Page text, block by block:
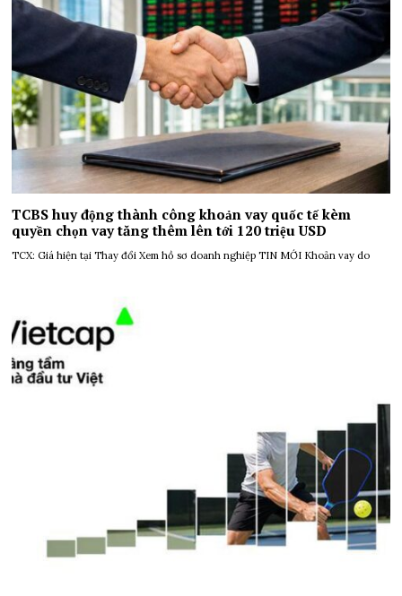
TCBS huy động thành công khoản vay quốc tế kèm
quyền chọn vay tăng thêm lên tới 120 triệu USD
TCX: Giá hiện tại Thay đổi Xem hồ sơ doanh nghiệp TIN MỚI Khoản vay do